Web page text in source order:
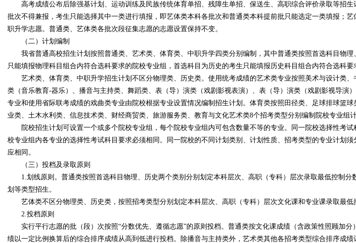
高考成绩公布后除强基计划、运动训练及民族传统体育单招、残障生单招、保送生、高职综合评价录取等招
批次不得兼报，考生只能选择其中一类进行填报，即艺体类本科各批次和普通类本科提前批只能选定一类填报；
职升学志愿。普通类、艺体类各批次段征集志愿的志愿设置保持不变。
（二）计划编制
我省普通高校招生计划按照普通类、艺术类、体育类、中职升学四类分别编制，其中普通类按照首选科目物
只能填报物理科目组合内符合选科要求的院校专业组，首选科目为历史的考生只能填报历史科目组合内符合选科要
艺术类、体育类、中职升学招生计划不区分物理类、历史类。使用统考成绩的艺术类专业按照美术与设计类
类（音乐教育-器乐）、播音与主持类、舞蹈类、表（导）演类（戏剧影视表演）、表（导）演类（戏剧影视导
专业和使用省际联考成绩的戏曲类专业由院校根据专业设置情况编制招生计划。体育类按照田径类、足球排球篮
业类、土木水利类、信息技术类、财经商贸类、旅游服务类、教育与文化艺术类8个招考类型分别编制院校专业组计
院校招生计划可设置一个或多个院校专业组，每个院校专业组内可包含数量不等的专业。同一院校选择性考
校专业组内各专业的选择性考试科目要求必须相同。同一院校的不同计划类别、计划性质、招考类型的专业计划
应相同。
（三）投档及录取原则
1.划线原则。普通类按照首选科目物理、历史两个类别分别划定本科层次、高职（专科）层次录取最低控制
划等类型招生。
艺体类不区分物理类、历史类，按照招考类型分别划定本科层次、高职（专科）层次文化课和专业课录取最低
2.投档原则
实行平行志愿的批（段）次按照“分数优先、遵循志愿”的原则投档。普通类按文化课成绩（含政策性照顾加
绩以一定比例换算后的综合排序成绩从高到低进行投档。除播音与主持类外，艺术类其他各招考类型综合排序成绩